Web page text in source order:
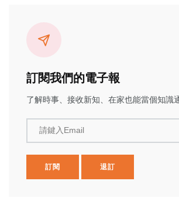
訂閱我們的電子報
了解時事、接收新知、在家也能當個知識
請鍵入Email
訂閱 退訂